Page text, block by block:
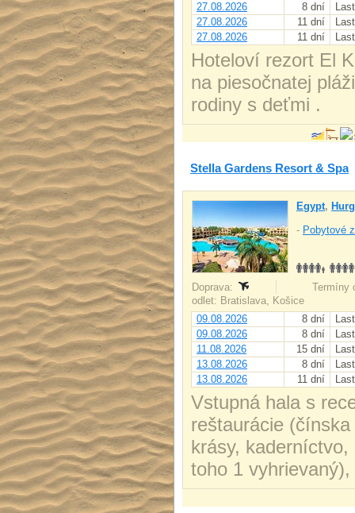
27.08.2026
8 dní
27.08.2026
11 dní
27.08.2026
11 dní
Hoteloví rezort El
na piesočnatej
rodiny s deťmi .
Stella Gardens Resort & Spa
Egypt,
- Pobytové
Doprava:
Termíny
odlet: Bratislava, Košice
09.08.2026
8 dní
09.08.2026
8 dní
11.08.2026
15 dní
13.08.2026
8 dní
13.08.2026
11 dní
Vstupná hala s
reštaurácie
krásy,
toho 1